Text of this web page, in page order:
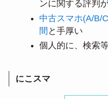
ンに関する評判
中古スマホ(A/B/
間 と手厚い
個人的に、検索
にこスマ